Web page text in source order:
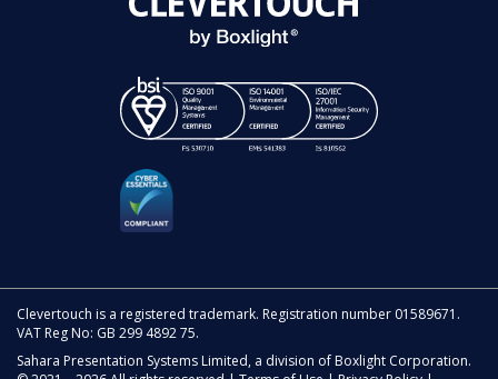
Clevertouch is a registered trademark. Registration number 01589671.
VAT Reg No: GB 299 4892 75.
Sahara Presentation Systems Limited, a division of Boxlight Corporation.